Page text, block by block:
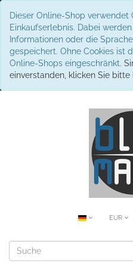
Dieser Online-Shop
Einkaufserlebnis. Dabei
Informationen oder die
gespeichert. Ohne Cookies ist
Online-Shops eingeschränkt.
einverstanden, klicken Sie bitte
EUR